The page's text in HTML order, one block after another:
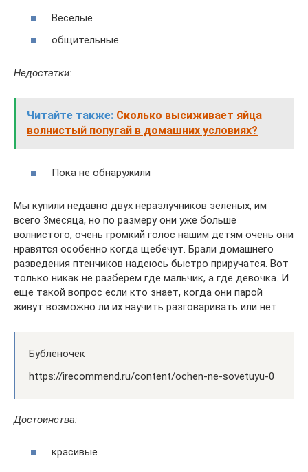
Веселые
общительные
Недостатки:
Читайте также: Сколько высиживает яйца
волнистый попугай в домашних условиях?
Пока не обнаружили
Мы купили недавно двух неразлучников зеленых, им
всего 3месяца, но по размеру они уже больше
волнистого, очень громкий голос нашим детям очень они
нравятся особенно когда щебечут. Брали домашнего
разведения птенчиков надеюсь быстро приручатся. Вот
только никак не разберем где мальчик, а где девочка. И
еще такой вопрос если кто знает, когда они парой
живут возможно ли их научить разговаривать или нет.
Бублёночек
https://irecommend.ru/content/ochen-ne-sovetuyu-0
Достоинства:
красивые